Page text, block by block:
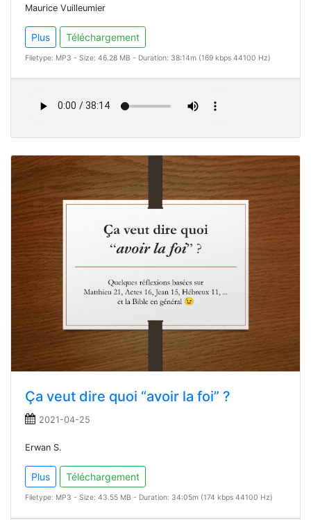
Maurice Vuilleumier
Plus Téléchargement
Filetype: MP3 - Size: 46.28 MB - Duration: 38:14m (169 kbps 44100 Hz)
Ça veut dire quoi “avoir la foi” ?
2021-04-25
Erwan S.
Plus Téléchargement
Filetype: MP3 - Size: 43.55 MB - Duration: 34:05m (174 kbps 44100 Hz)